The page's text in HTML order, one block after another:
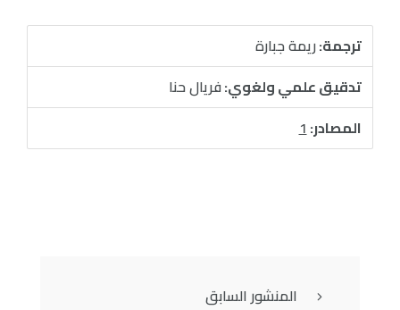
ترجمة:ريمة جبارة
تدقيق علمي ولغوي:فريال حنا
المصادر:1
المنشور السابق